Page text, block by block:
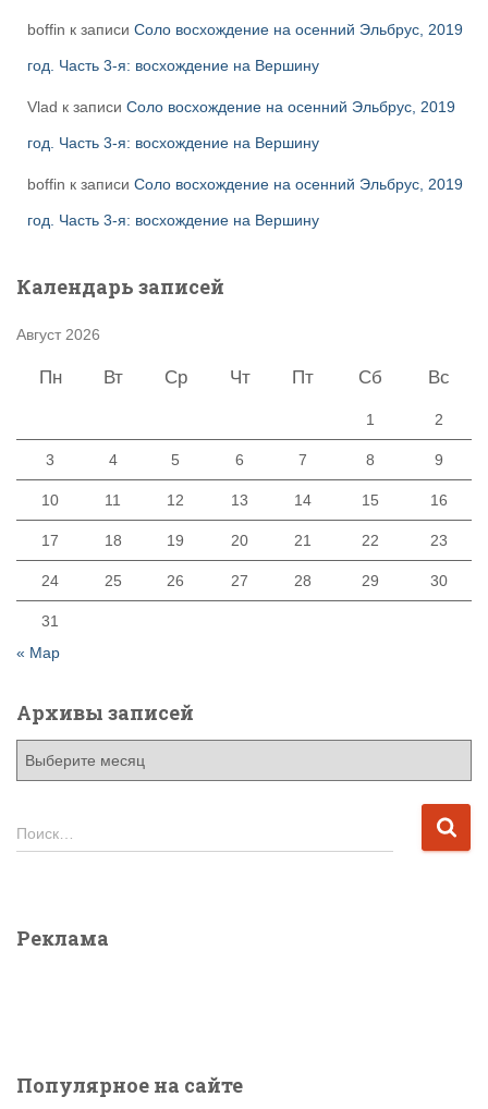
boffin к записи Соло восхождение на осенний Эльбрус, 2019
год. Часть 3-я: восхождение на Вершину
Vlad к записи Соло восхождение на осенний Эльбрус, 2019
год. Часть 3-я: восхождение на Вершину
boffin к записи Соло восхождение на осенний Эльбрус, 2019
год. Часть 3-я: восхождение на Вершину
Календарь записей
Август 2026
Пн Вт Ср Чт Пт Сб Вс
1 2
3 4 5 6 7 8 9
10 11 12 13 14 15 16
17 18 19 20 21 22 23
24 25 26 27 28 29 30
31
« Мар
Архивы записей
п
Н
а
:
Поиск…
Реклама
Популярное на сайте